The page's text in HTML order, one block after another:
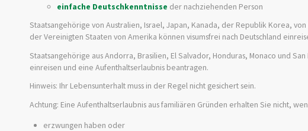
einfache Deutschkenntnisse der nachziehenden Person
Staatsangehörige von Australien, Israel, Japan, Kanada, der Republik Korea,
der Vereinigten Staaten von Amerika können visumsfrei nach Deutschland
Staatsangehörige aus Andorra, Brasilien, El Salvador, Honduras, Monaco und
einreisen und eine Aufenthaltserlaubnis beantragen.
Hinweis: Ihr Lebensunterhalt muss in der Regel nicht gesichert sein.
Achtung: Eine Aufenthaltserlaubnis aus familiären Gründen erhalten Sie nicht,
erzwungen haben oder